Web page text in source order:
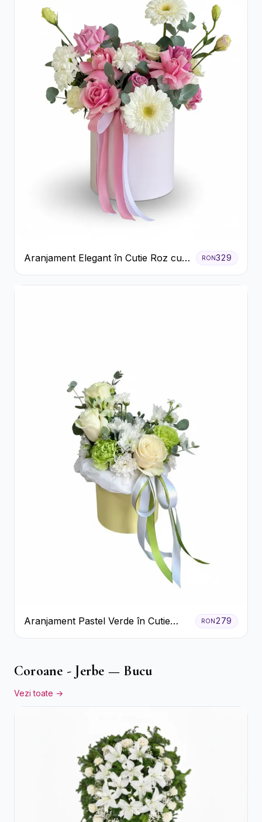
Aranjament Elegant în Cutie Roz cu
Trandafiri și Gerbera
RON329
Aranjament Pastel Verde în Cutie
Galben Pal
RON279
Coroane - Jerbe — Bucu
Vezi toate →